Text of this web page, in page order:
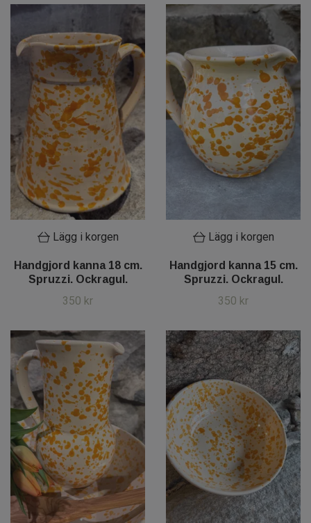
Lägg i korgen
Handgjord kanna 18 cm.
Spruzzi. Ockragul.
350 kr
Lägg i korgen
Handgjord kanna 15 cm.
Spruzzi. Ockragul.
350 kr